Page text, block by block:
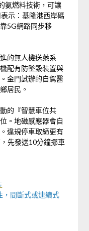
氨燃料技術，可讓
示：基隆港西岸碼
5G網路同步移
的無人機送藥系
配有防墜毀裝置與
金門試辦的自駕醫
居民。
的『智慧車位共
。地磁感應器會自
違規停車取締更有
先發送10分鐘挪車
，間斷式或連續式